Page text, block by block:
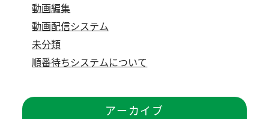
動画編集
動画配信システム
未分類
順番待ちシステムについて
アーカイブ